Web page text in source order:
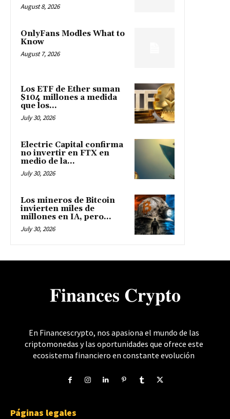
August 8, 2026
OnlyFans Modles What to
Know
August 7, 2026
Los ETF de Ether suman
$104 millones a medida
que los...
July 30, 2026
Electric Capital confirma
no invertir en FTX en
medio de la...
July 30, 2026
Los mineros de Bitcoin
invierten miles de
millones en IA, pero...
July 30, 2026
𝐅𝐢𝐧𝐚𝐧𝐜𝐞𝐬 𝐂𝐫𝐲𝐩𝐭𝐨
En Financescrypto, nos apasiona el mundo de las
criptomonedas y las oportunidades que ofrece este
ecosistema financiero en constante evolución
Páginas legales